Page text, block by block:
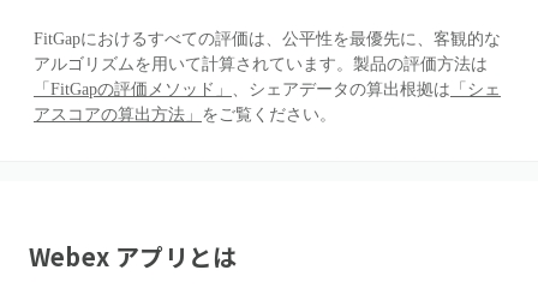
FitGapにおけるすべての評価は、公平性を最優先に、客観的な
アルゴリズムを用いて計算されています。製品の評価方法は
「FitGapの評価メソッド」 、シェアデータの算出根拠は 「シェ
アスコアの算出方法」 をご覧ください。
Webex アプリ とは